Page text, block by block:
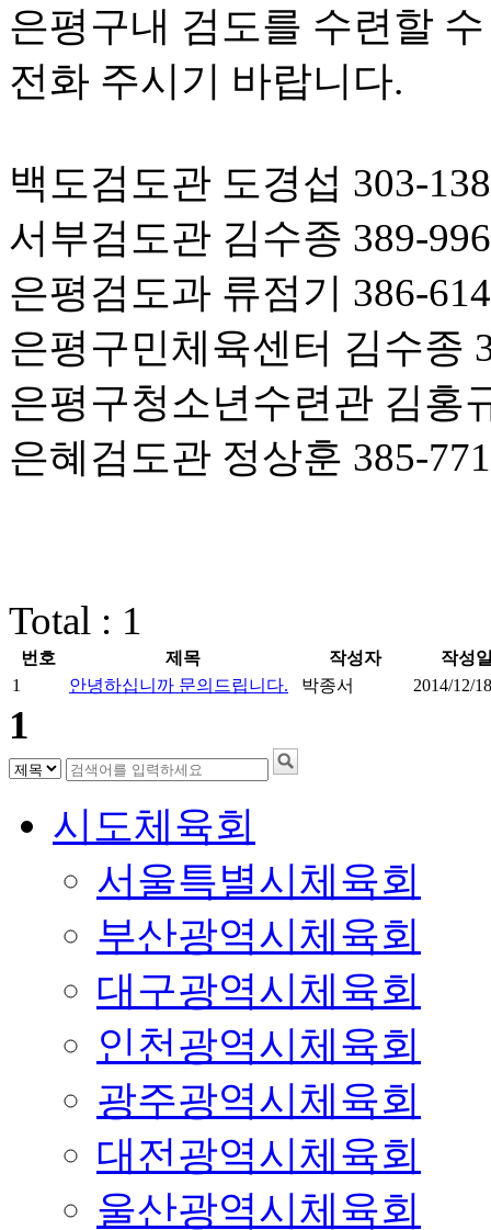
은평구내 검도를 수련할
전화 주시기 바랍니다.
백도검도관 도경섭 303-
서부검도관 김수종 389-
은평검도과 류점기 386-
은평구민체육센터 김수종
은평구청소년수련관 김홍
은혜검도관 정상훈 385-
Total : 1
번호 제목 작성자
작성
1
안녕하십니까 문의드립니다. 박종서 2014/12/18
1
시도체육회
서울특별시체육회
부산광역시체육회
대구광역시체육회
인천광역시체육회
광주광역시체육회
대전광역시체육회
울산광역시체육회